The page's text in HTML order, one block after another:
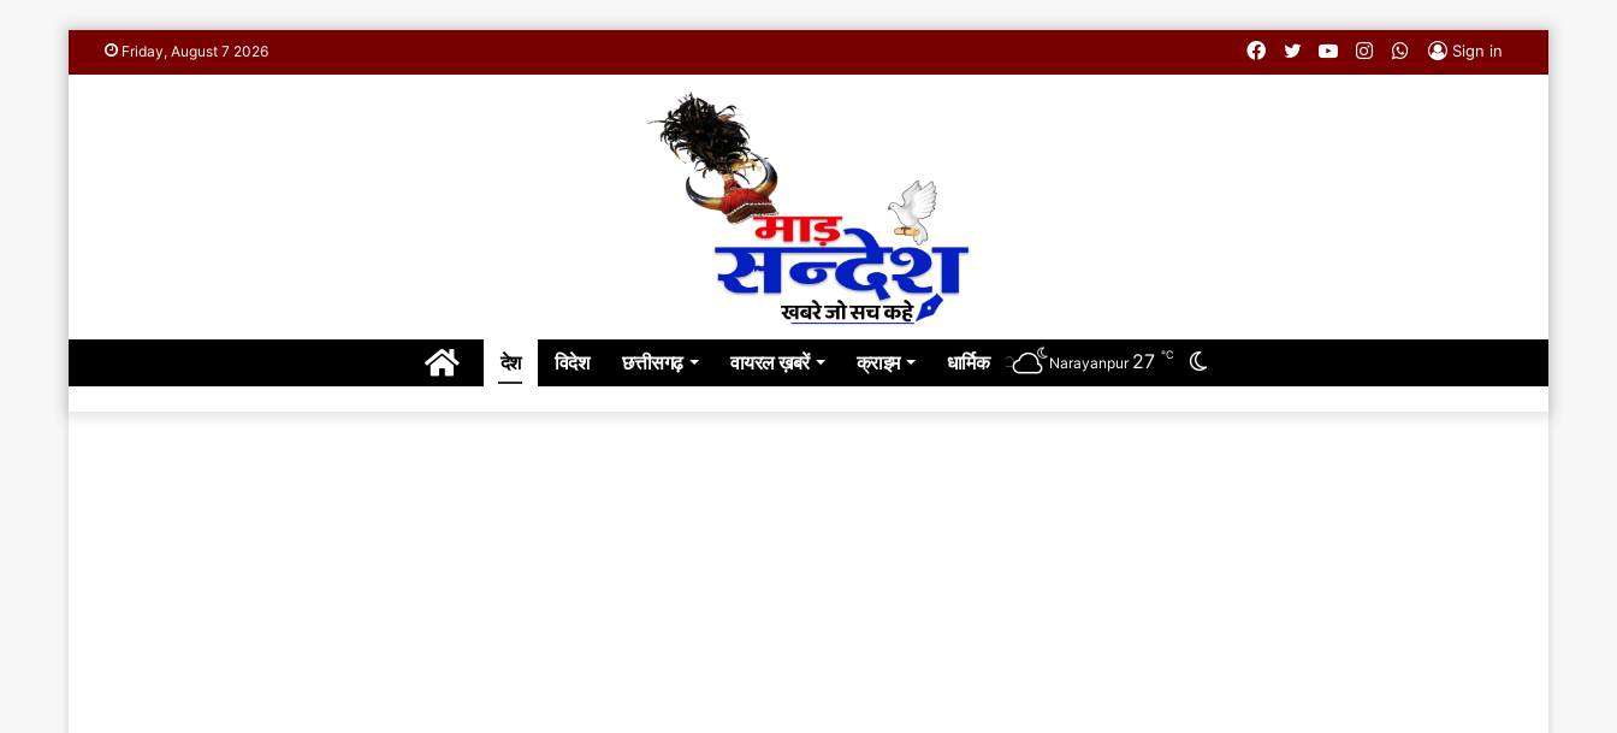
Friday, August 7 2026 Sign in
WhatsApp
Instagram
YouTube
Twitter
Facebook
Homeदेश विदेश छत्तीसगढ़ वायरल ख़बरें क्राइम धार्मिक Narayanpur 27 ℃